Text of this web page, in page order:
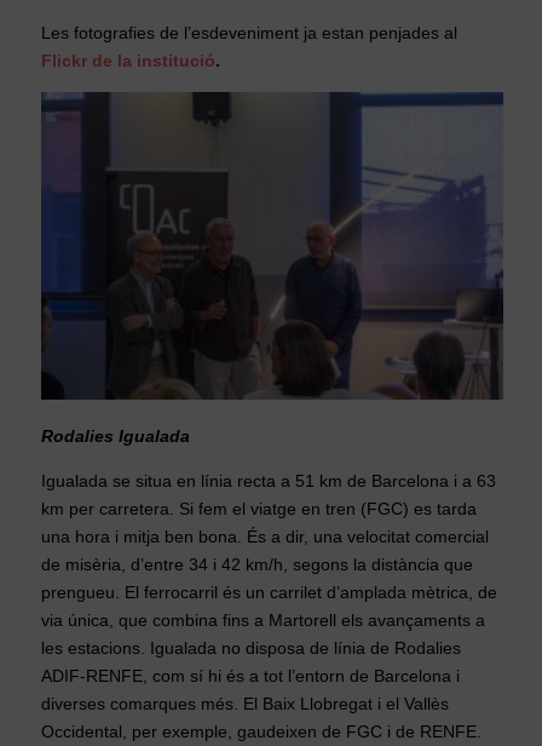
Les fotografies de l’esdeveniment ja estan penjades al
Flickr de la institució.
Rodalies Igualada
Igualada se situa en línia recta a 51 km de Barcelona i a 63
km per carretera. Si fem el viatge en tren (FGC) es tarda
una hora i mitja ben bona. És a dir, una velocitat comercial
de misèria, d’entre 34 i 42 km/h, segons la distància que
prengueu. El ferrocarril és un carrilet d’amplada mètrica, de
via única, que combina fins a Martorell els avançaments a
les estacions. Igualada no disposa de línia de Rodalies
ADIF-RENFE, com sí hi és a tot l’entorn de Barcelona i
diverses comarques més. El Baix Llobregat i el Vallès
Occidental, per exemple, gaudeixen de FGC i de RENFE.